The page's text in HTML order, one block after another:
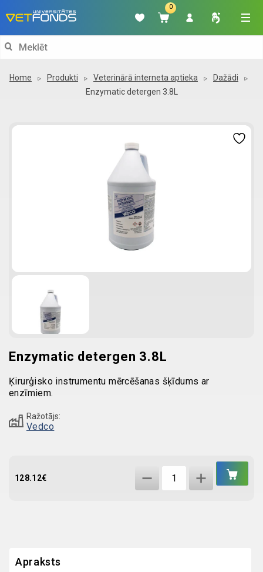
0
Search
Home Produkti Veterinārā interneta aptieka
Dažādi
Enzymatic detergen 3.8L
Enzymatic detergen 3.8L
Ķirurģisko instrumentu mērcēšanas šķīdums ar
enzīmiem.
Ražotājs:
Vedco
128.12€
Apraksts